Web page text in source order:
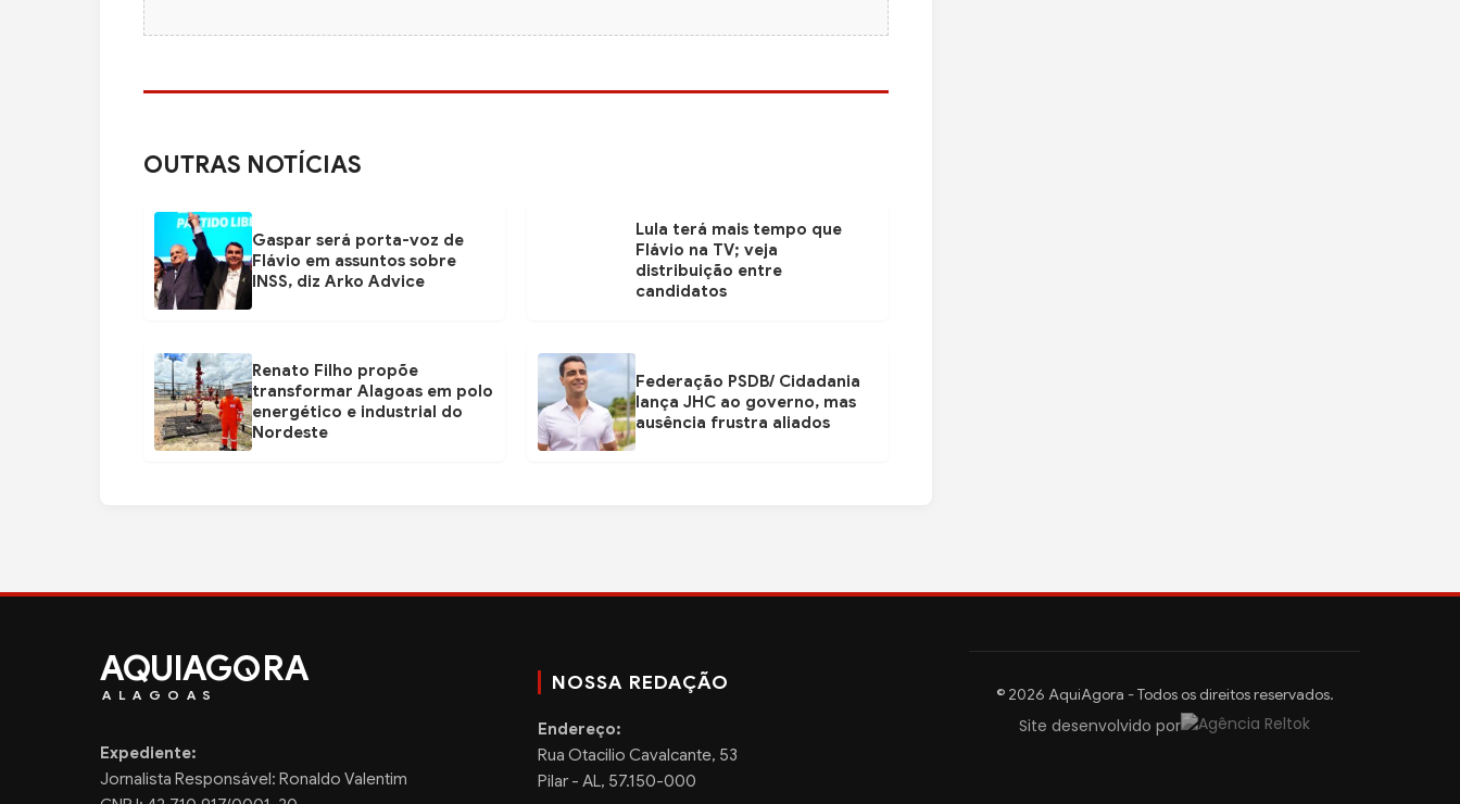
OUTRAS NOTÍCIAS
Gaspar será porta-voz de
Flávio em assuntos sobre
INSS, diz Arko Advice
Lula terá mais tempo que
Flávio na TV; veja
distribuição entre
candidatos
Renato Filho propõe
transformar Alagoas em polo
energético e industrial do
Nordeste
Federação PSDB/ Cidadania
lança JHC ao governo, mas
ausência frustra aliados
AQUIAG RA
ALAGOAS
Expediente:
Jornalista Responsável: Ronaldo Valentim
NOSSA REDAÇÃO
Endereço:
Rua Otacilio Cavalcante, 53
Pilar - AL, 57.150-000
© 2026 AquiAgora - Todos os direitos reservados.
Site desenvolvido por